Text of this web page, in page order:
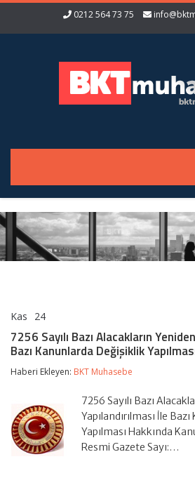
0212 564 73 75
Kas 24
Bazı
Alacakların
Yapılandırılması
Kanunlarda
Değişiklik
Yapılması
Hakkında
7256 Sayılı Bazı Alacakların
Bazı Kanunlarda Değişiklik
Haberi Ekleyen: BKT Muhasebe
7256 Sayılı Bazı
Yapılandırılması İle
Yapılması Hakkında
Resmi Gazete Sayı:…